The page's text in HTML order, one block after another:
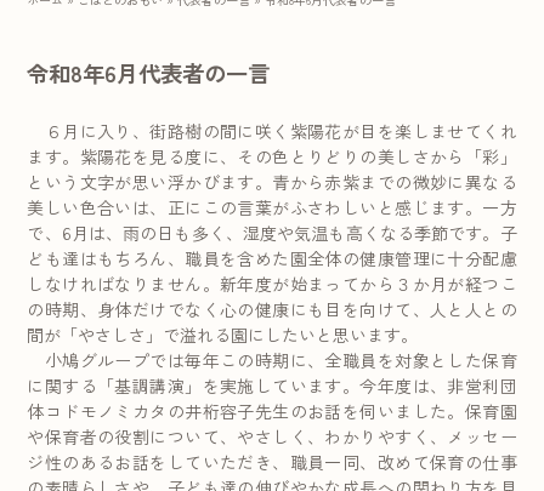
令和8年6月代表者の一言
６月に入り、街路樹の間に咲く紫陽花が目を楽しませてくれ
ます。紫陽花を見る度に、その色とりどりの美しさから「彩」
という文字が思い浮かびます。青から赤紫までの微妙に異なる
美しい色合いは、正にこの言葉がふさわしいと感じます。一方
で、6月は、雨の日も多く、湿度や気温も高くなる季節です。子
ども達はもちろん、職員を含めた園全体の健康管理に十分配慮
しなければなりません。新年度が始まってから３か月が経つこ
の時期、身体だけでなく心の健康にも目を向けて、人と人との
間が「やさしさ」で溢れる園にしたいと思います。
小鳩グループでは毎年この時期に、全職員を対象とした保育
に関する「基調講演」を実施しています。今年度は、非営利団
体コドモノミカタの井桁容子先生のお話を伺いました。保育園
や保育者の役割について、やさしく、わかりやすく、メッセー
ジ性のあるお話をしていただき、職員一同、改めて保育の仕事